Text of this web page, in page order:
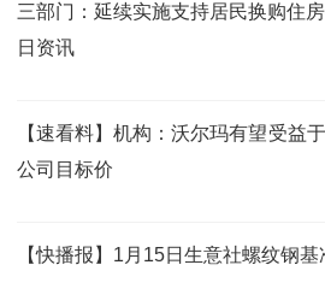
三部门：延续实施支持居民换购住
日资讯
【速看料】机构：沃尔玛有望受益
公司目标价
【快播报】1月15日生意社螺纹钢